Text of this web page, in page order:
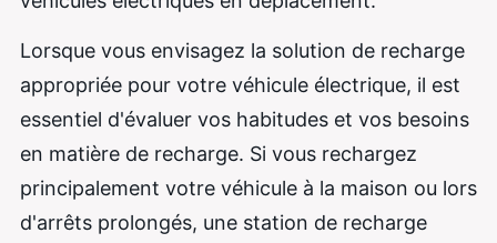
Lorsque vous envisagez la solution de recharge
appropriée pour votre véhicule électrique, il est
essentiel d'évaluer vos habitudes et vos besoins
en matière de recharge. Si vous rechargez
principalement votre véhicule à la maison ou lors
d'arrêts prolongés, une station de recharge